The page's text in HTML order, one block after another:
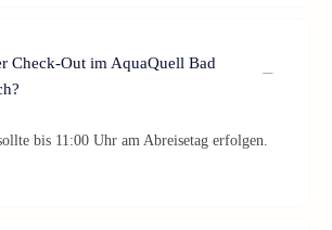
Check-Out im AquaQuell Bad
bis 11:00 Uhr am Abreisetag erfolgen.